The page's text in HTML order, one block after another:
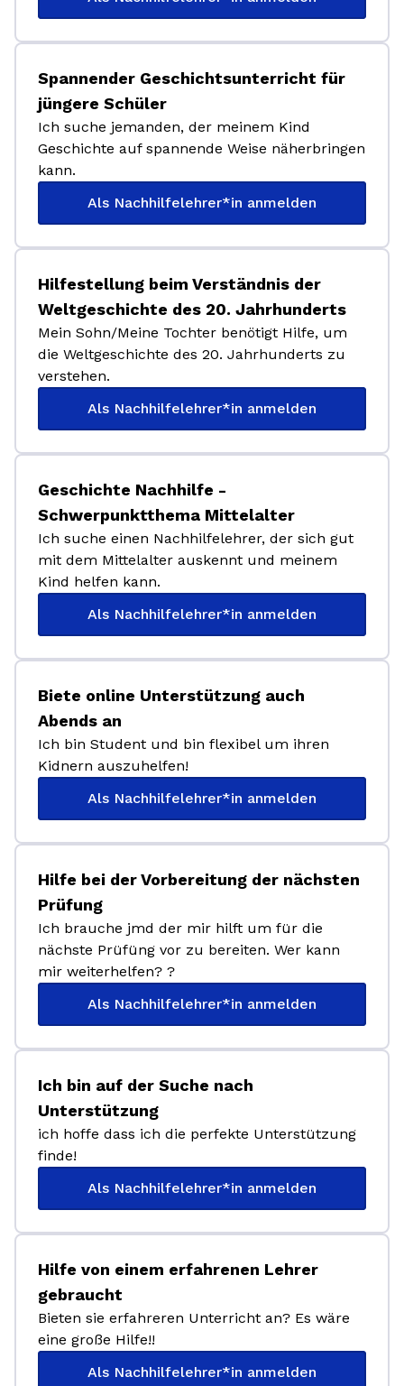
Spannender Geschichtsunterricht für
jüngere Schüler
Ich suche jemanden, der meinem Kind
Geschichte auf spannende Weise näherbringen
kann.
Als Nachhilfelehrer*in anmelden
Hilfestellung beim Verständnis der
Weltgeschichte des 20. Jahrhunderts
Mein Sohn/Meine Tochter benötigt Hilfe, um
die Weltgeschichte des 20. Jahrhunderts zu
verstehen.
Als Nachhilfelehrer*in anmelden
Geschichte Nachhilfe -
Schwerpunktthema Mittelalter
Ich suche einen Nachhilfelehrer, der sich gut
mit dem Mittelalter auskennt und meinem
Kind helfen kann.
Als Nachhilfelehrer*in anmelden
Biete online Unterstützung auch
Abends an
Ich bin Student und bin flexibel um ihren
Kidnern auszuhelfen!
Als Nachhilfelehrer*in anmelden
Hilfe bei der Vorbereitung der nächsten
Prüfung
Ich brauche jmd der mir hilft um für die
nächste Prüfüng vor zu bereiten. Wer kann
mir weiterhelfen? ?
Als Nachhilfelehrer*in anmelden
Ich bin auf der Suche nach
Unterstützung
ich hoffe dass ich die perfekte Unterstützung
finde!
Als Nachhilfelehrer*in anmelden
Hilfe von einem erfahrenen Lehrer
gebraucht
Bieten sie erfahreren Unterricht an? Es wäre
eine große Hilfe!!
Als Nachhilfelehrer*in anmelden